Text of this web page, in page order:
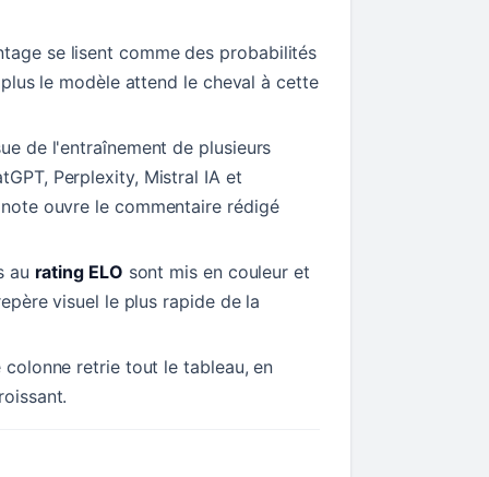
se lisent comme des probabilités
le modèle attend le cheval à cette
de l'entraînement de plusieurs
Perplexity, Mistral IA et
ouvre le commentaire rédigé
au rating ELO sont mis en couleur et
visuel le plus rapide de la
retrie tout le tableau, en